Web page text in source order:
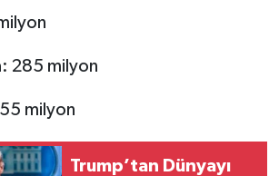
285 milyon
milyon
Trump’tan Dünyayı